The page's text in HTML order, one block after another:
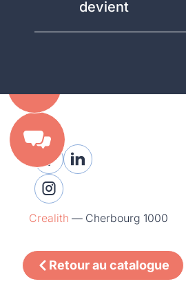
devient
Crealith — Cherbourg 1000
Retour au catalogue